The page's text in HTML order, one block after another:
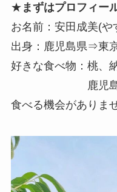
★ まずはプロフィー
お名前：安田成美(や
出身：鹿児島県⇒東
好きな食べ物：桃、
鹿児島にいた
食べる機会がありま